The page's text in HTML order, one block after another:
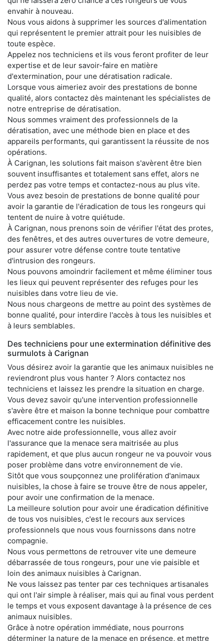
envahir à nouveau.
Nous vous aidons à supprimer les sources d'alimentation
qui représentent le premier attrait pour les nuisibles de
toute espèce.
Appelez nos techniciens et ils vous feront profiter de leur
expertise et de leur savoir-faire en matière
d'extermination, pour une dératisation radicale.
Lorsque vous aimeriez avoir des prestations de bonne
qualité, alors contactez dès maintenant les spécialistes de
notre entreprise de dératisation.
Nous sommes vraiment des professionnels de la
dératisation, avec une méthode bien en place et des
appareils performants, qui garantissent la réussite de nos
opérations.
À Carignan, les solutions fait maison s'avèrent être bien
souvent insuffisantes et totalement sans effet, alors ne
perdez pas votre temps et contactez-nous au plus vite.
Vous avez besoin de prestations de bonne qualité pour
avoir la garantie de l'éradication de tous les rongeurs qui
tentent de nuire à votre quiétude.
À Carignan, nous prenons soin de vérifier l'état des protes,
des fenêtres, et des autres ouvertures de votre demeure,
pour assurer votre défense contre toute tentative
d'intrusion des rongeurs.
Nous pouvons amoindrir facilement et même éliminer tous
les lieux qui peuvent représenter des refuges pour les
nuisibles dans votre lieu de vie.
Nous nous chargeons de mettre au point des systèmes de
bonne qualité, pour interdire l'accès à tous les nuisibles et
à leurs semblables.
Des techniciens pour une extermination définitive des
surmulots à Carignan
Vous désirez avoir la garantie que les animaux nuisibles ne
reviendront plus vous hanter ? Alors contactez nos
techniciens et laissez les prendre la situation en charge.
Vous devez savoir qu'une intervention professionnelle
s'avère être et maison la bonne technique pour combattre
efficacement contre les nuisibles.
Avec notre aide professionnelle, vous allez avoir
l'assurance que la menace sera maitrisée au plus
rapidement, et que plus aucun rongeur ne va pouvoir vous
poser problème dans votre environnement de vie.
Sitôt que vous soupçonnez une prolifération d'animaux
nuisibles, la chose à faire se trouve être de nous appeler,
pour avoir une confirmation de la menace.
La meilleure solution pour avoir une éradication définitive
de tous vos nuisibles, c'est le recours aux services
professionnels que nous vous fournissons dans notre
compagnie.
Nous vous permettons de retrouver vite une demeure
débarrassée de tous rongeurs, pour une vie paisible et
loin des animaux nuisibles à Carignan.
Ne vous laissez pas tenter par ces techniques artisanales
qui ont l'air simple à réaliser, mais qui au final vous perdent
le temps et vous exposent davantage à la présence de ces
animaux nuisibles.
Grâce à notre opération immédiate, nous pourrons
déterminer la nature de la menace en présence, et mettre